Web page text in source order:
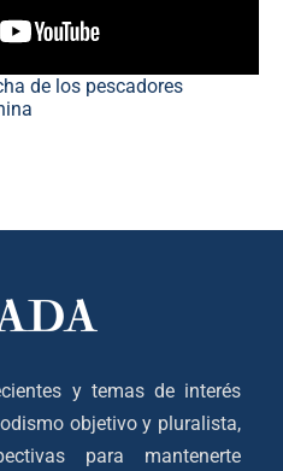
de los pescadores
y temas de interés
objetivo y pluralista,
para mantenerte